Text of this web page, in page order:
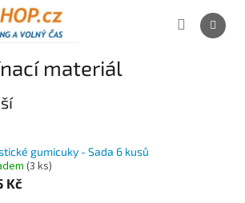
materiál
gumicuky - Sada 6 kusů
(3 ks)
Kč